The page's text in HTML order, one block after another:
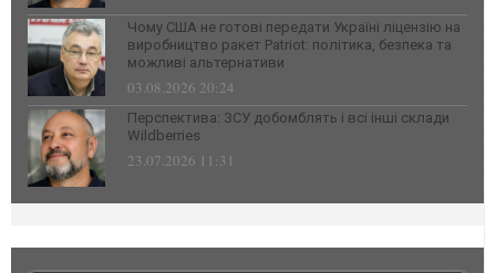
Чому США не готові передати Україні ліцензію на
виробництво ракет Patriot: політика, безпека та
можливі альтернативи
03.08.2026 20:24
Перспектива: ЗСУ добомблять і всі інші склади
Wildberries
23.07.2026 11:31